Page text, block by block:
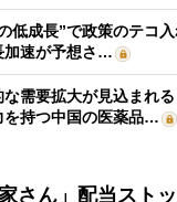
低成長”で政策のテコ
加速が予想さ…
な需要拡大が見込まれ
持つ中国の医薬品…
さん」配当スト